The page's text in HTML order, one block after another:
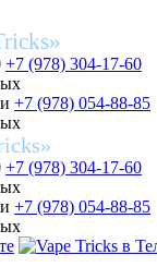
+7 (978) 304-17-60
+7 (978) 054-88-85
+7 (978) 304-17-60
+7 (978) 054-88-85